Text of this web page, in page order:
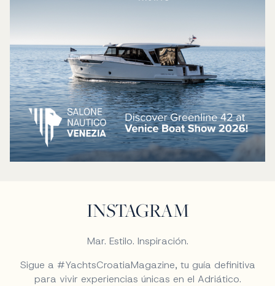
INSTAGRAM
Mar. Estilo. Inspiración.
Sigue a #YachtsCroatiaMagazine, tu guía definitiva
para vivir experiencias únicas en el Adriático.